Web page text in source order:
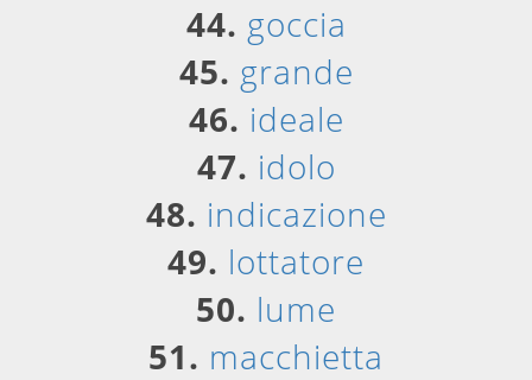
44. goccia
45. grande
46. ideale
47. idolo
48. indicazione
49. lottatore
50. lume
51. macchietta